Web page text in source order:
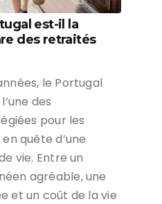
est-il la
des retraités
le Portugal
des
pour les
quête d’une
vie. Entre un
agréable, une
et un coût de la vie